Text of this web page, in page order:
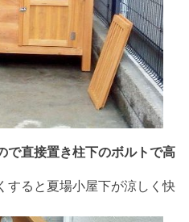
で直接置き柱下のボルトで高
すると夏場小屋下が涼しく快